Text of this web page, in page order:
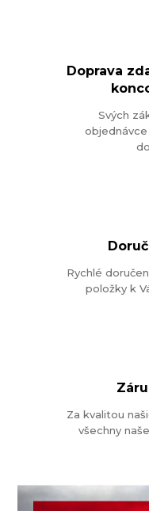
Doprava
Svých
Rychlé
položky k
Za kvalitou
všechny